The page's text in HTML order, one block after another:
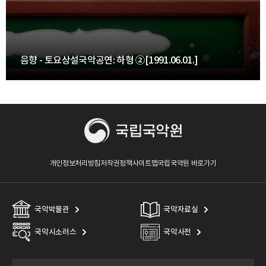
음향 - 토요상설국악공연: 하형 ②[1991.06.01.]
개인정보처리방침저작권정책사이트맵국립국악원 바로가기
국악박물관 국악자료실
국악시소러스 국악사전